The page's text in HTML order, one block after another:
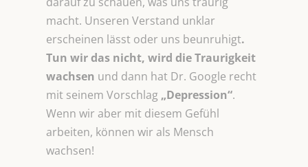
macht. Unseren Verstand unklar
erscheinen lässt oder uns beunruhigt.
Tun wir das nicht, wird die Traurigkeit
wachsen und dann hat Dr. Google recht
mit seinem Vorschlag „Depression“.
Wenn wir aber mit diesem Gefühl
arbeiten, können wir als Mensch
wachsen!